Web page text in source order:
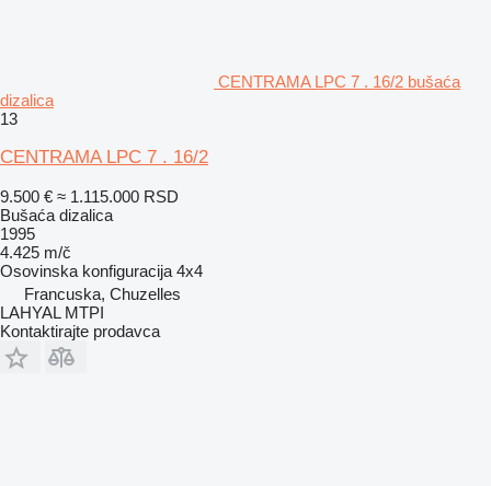
CENTRAMA LPC 7 . 16/2 bušaća
dizalica
13
CENTRAMA LPC 7 . 16/2
9.500 € ≈ 1.115.000 RSD
Bušaća dizalica
1995
4.425 m/č
Osovinska konfiguracija 4x4
Francuska, Chuzelles
LAHYAL MTPI
Kontaktirajte prodavca